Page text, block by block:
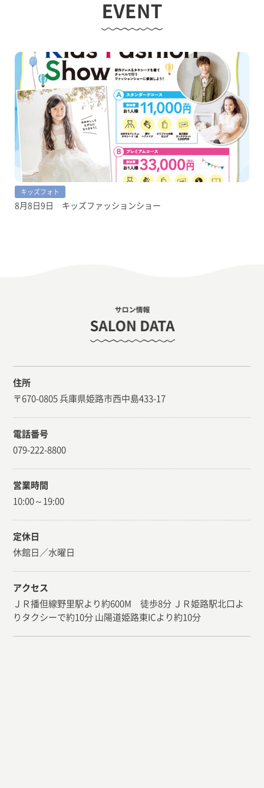
キッズフォト
8月8日9日 キッズファッションショー
住所
〒670-0805 兵庫県姫路市西中島433-17
電話番号
079-222-8800
営業時間
10:00～19:00
定休日
休館日／水曜日
アクセス
ＪＲ播但線野里駅より約600M 徒歩8分 ＪＲ姫路駅北口よ
りタクシーで約10分 山陽道姫路東ICより約10分